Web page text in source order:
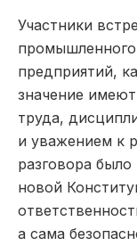
Участники
промышленного
предприятий,
значение
труда,
и уважением к
разговора
новой
а сама